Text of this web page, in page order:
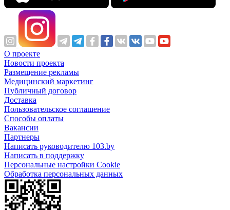
О проекте
Новости проекта
Размещение рекламы
Медицинский маркетинг
Публичный договор
Доставка
Пользовательское соглашение
Способы оплаты
Вакансии
Партнеры
Написать руководителю 103.by
Написать в поддержку
Персональные настройки Cookie
Обработка персональных данных